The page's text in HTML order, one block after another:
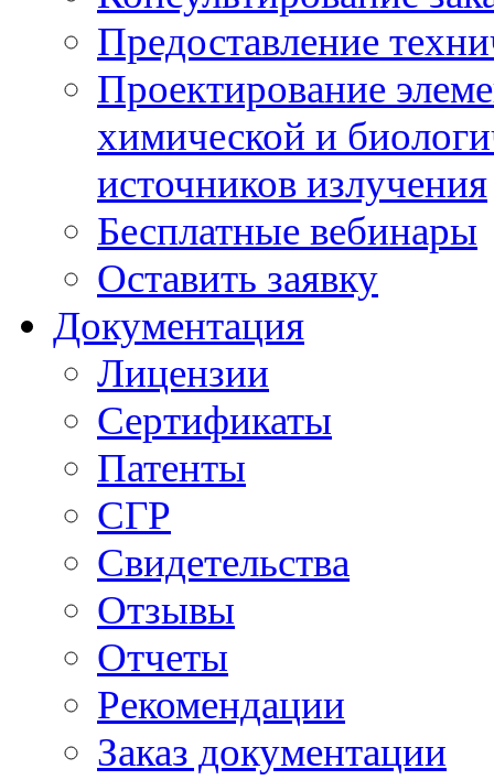
Предоставление
Проектирование
химической и
источников излучения
Бесплатные вебинары
Оставить заявку
Документация
Лицензии
Сертификаты
Патенты
СГР
Свидетельства
Отзывы
Отчеты
Рекомендации
Заказ документации